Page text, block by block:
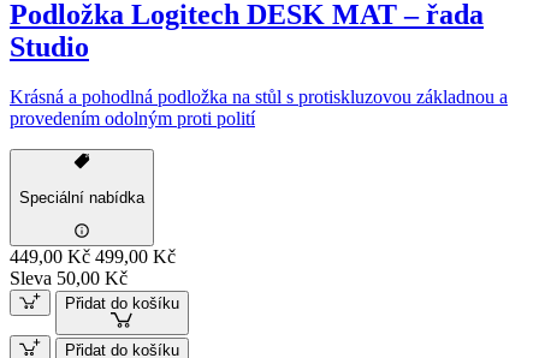
Podložka Logitech DESK MAT – řada
Studio
Krásná a pohodlná podložka na stůl s protiskluzovou základnou a
provedením odolným proti polití
Speciální nabídka
449,00 Kč 499,00 Kč
Sleva 50,00 Kč
Přidat do košíku
Přidat do košíku